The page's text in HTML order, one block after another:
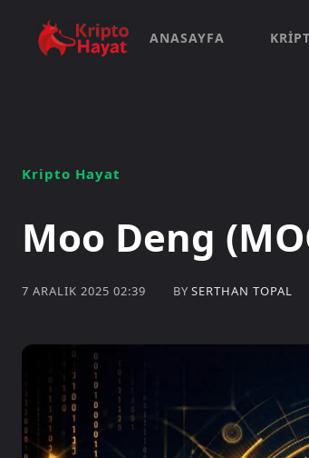
ANASAYFA
Kripto Hayat
Moo Deng
7 ARALIK 2025 02:39 BY SERTHAN TOPAL